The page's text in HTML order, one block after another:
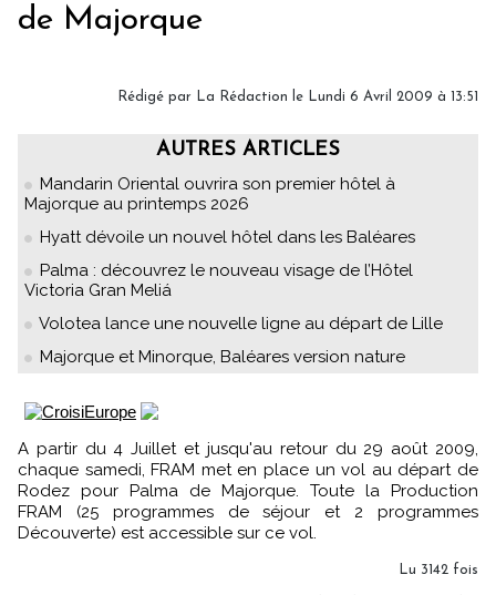
de Majorque
Rédigé par La Rédaction le Lundi 6 Avril 2009 à 13:51
AUTRES ARTICLES
Mandarin Oriental ouvrira son premier hôtel à
Majorque au printemps 2026
Hyatt dévoile un nouvel hôtel dans les Baléares
Palma : découvrez le nouveau visage de l’Hôtel
Victoria Gran Meliá
Volotea lance une nouvelle ligne au départ de Lille
Majorque et Minorque, Baléares version nature
A partir du 4 Juillet et jusqu'au retour du 29 août 2009,
chaque samedi, FRAM met en place un vol au départ de
Rodez pour Palma de Majorque. Toute la Production
FRAM (25 programmes de séjour et 2 programmes
Découverte) est accessible sur ce vol.
Lu 3142 fois